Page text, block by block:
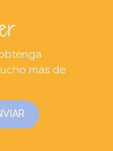
más de